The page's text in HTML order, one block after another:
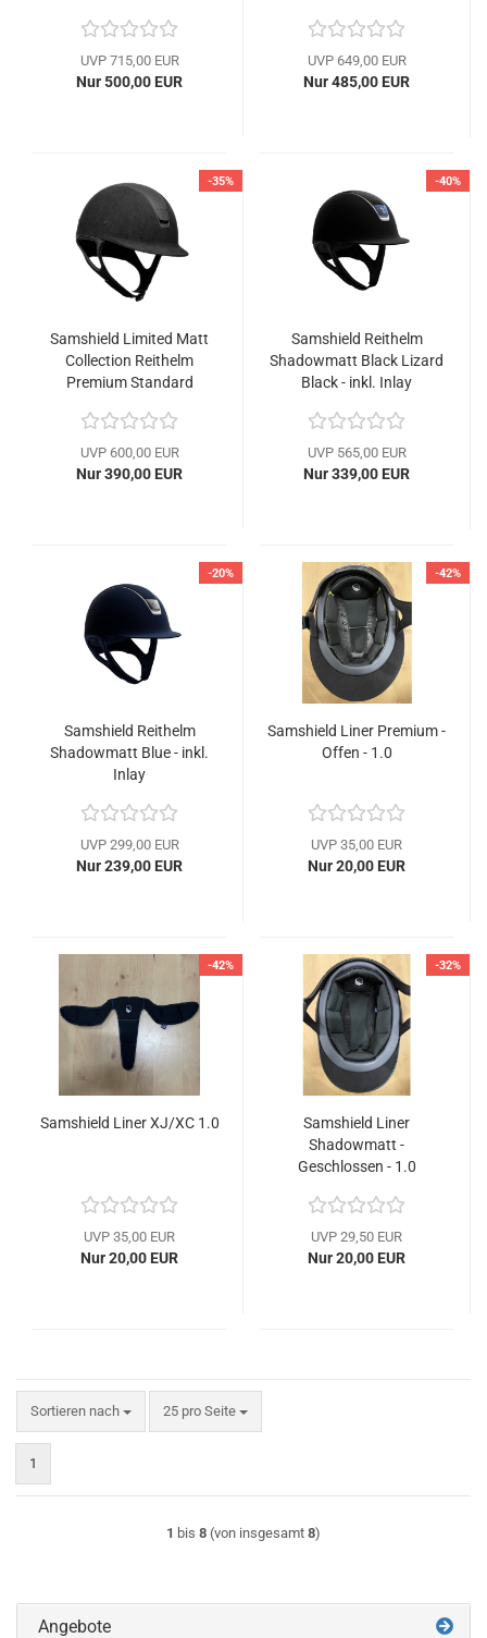
UVP 715,00 EUR
Nur 500,00 EUR
UVP 649,00 EUR
Nur 485,00 EUR
-35%
Samshield Limited Matt
Collection Reithelm
Premium Standard
UVP 600,00 EUR
Nur 390,00 EUR
-40%
Samshield Reithelm
Shadowmatt Black Lizard
Black - inkl. Inlay
UVP 565,00 EUR
Nur 339,00 EUR
-20%
Samshield Reithelm
Shadowmatt Blue - inkl.
Inlay
UVP 299,00 EUR
Nur 239,00 EUR
-42%
Samshield Liner Premium -
Offen - 1.0
UVP 35,00 EUR
Nur 20,00 EUR
-42%
Samshield Liner XJ/XC 1.0
UVP 35,00 EUR
Nur 20,00 EUR
-32%
Samshield Liner
Shadowmatt -
Geschlossen - 1.0
UVP 29,50 EUR
Nur 20,00 EUR
Sortieren nach
Sortieren nach 25 pro Seite
pro Seite
1
1 bis 8 (von insgesamt 8)
Angebote